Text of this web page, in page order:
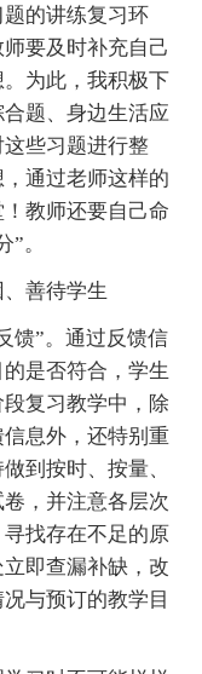
的讲练复习环
要及时补充自己
为此，我积极下
题、身边生活应
些习题进行整
通过老师这样的
教师还要自己命
。
善待学生
馈”。通过反馈信
是否符合，学生
复习教学中，除
息外，还特别重
到按时、按量、
，并注意各层次
找存在不足的原
即查漏补缺，改
与预订的教学目